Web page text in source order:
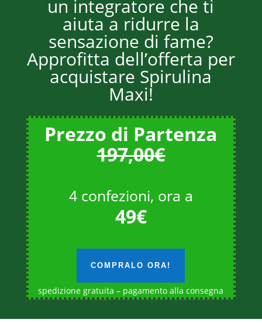
un integratore che ti
aiuta a ridurre la
sensazione di fame?
Approfitta dell’offerta per
acquistare Spirulina
Maxi!
Prezzo di Partenza
197,00€
4 confezioni, ora a
49€
COMPRALO ORA!
spedizione gratuita – pagamento alla consegna